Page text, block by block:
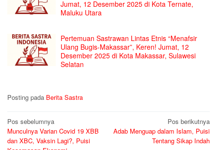
Jumat, 12 Desember 2025 di Kota Ternate,
Maluku Utara
Pertemuan Sastrawan Lintas Etnis “Menafsir
Ulang Bugis-Makassar”, Keren! Jumat, 12
Desember 2025 di Kota Makassar, Sulawesi
Selatan
Posting pada Berita Sastra
Navigasi
pos
Pos sebelumnya
Munculnya Varian Covid 19 XBB
dan XBC, Vaksin Lagi?, Puisi
Pos berikutnya
Adab Menguap dalam Islam, Puisi
Tentang Sikap Indah